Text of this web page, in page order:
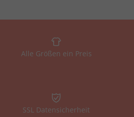
Alle Größen ein Preis
SSL Datensicherheit